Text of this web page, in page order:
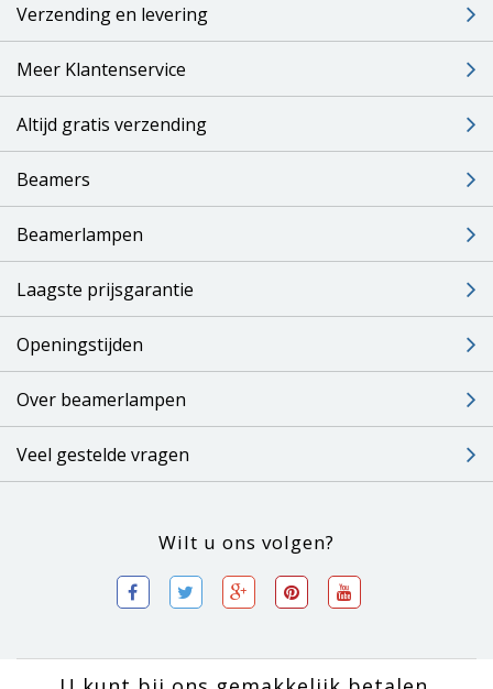
Verzending en levering
Meer Klantenservice
Altijd gratis verzending
Beamers
Beamerlampen
Laagste prijsgarantie
Openingstijden
Over beamerlampen
Veel gestelde vragen
Wilt u ons volgen?